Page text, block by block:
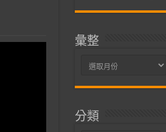
彙整
彙
分類